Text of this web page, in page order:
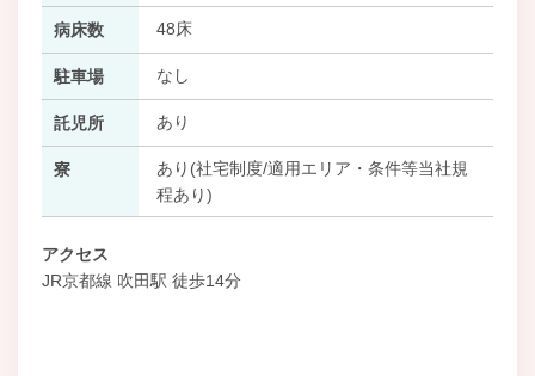
病床数 48床
駐車場 なし
託児所 あり
寮
あり(社宅制度/適用エリア・条件等当社規
程あり)
アクセス
JR京都線 吹田駅 徒歩14分